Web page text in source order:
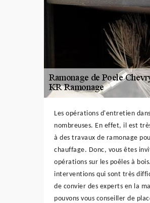
Les opérations d'entretien
nombreuses. En effet, il est
à des travaux de ramonage
chauffage. Donc, vous êtes
opérations sur les poêles à
interventions qui sont très
de convier des experts en la
pouvons vous conseiller de